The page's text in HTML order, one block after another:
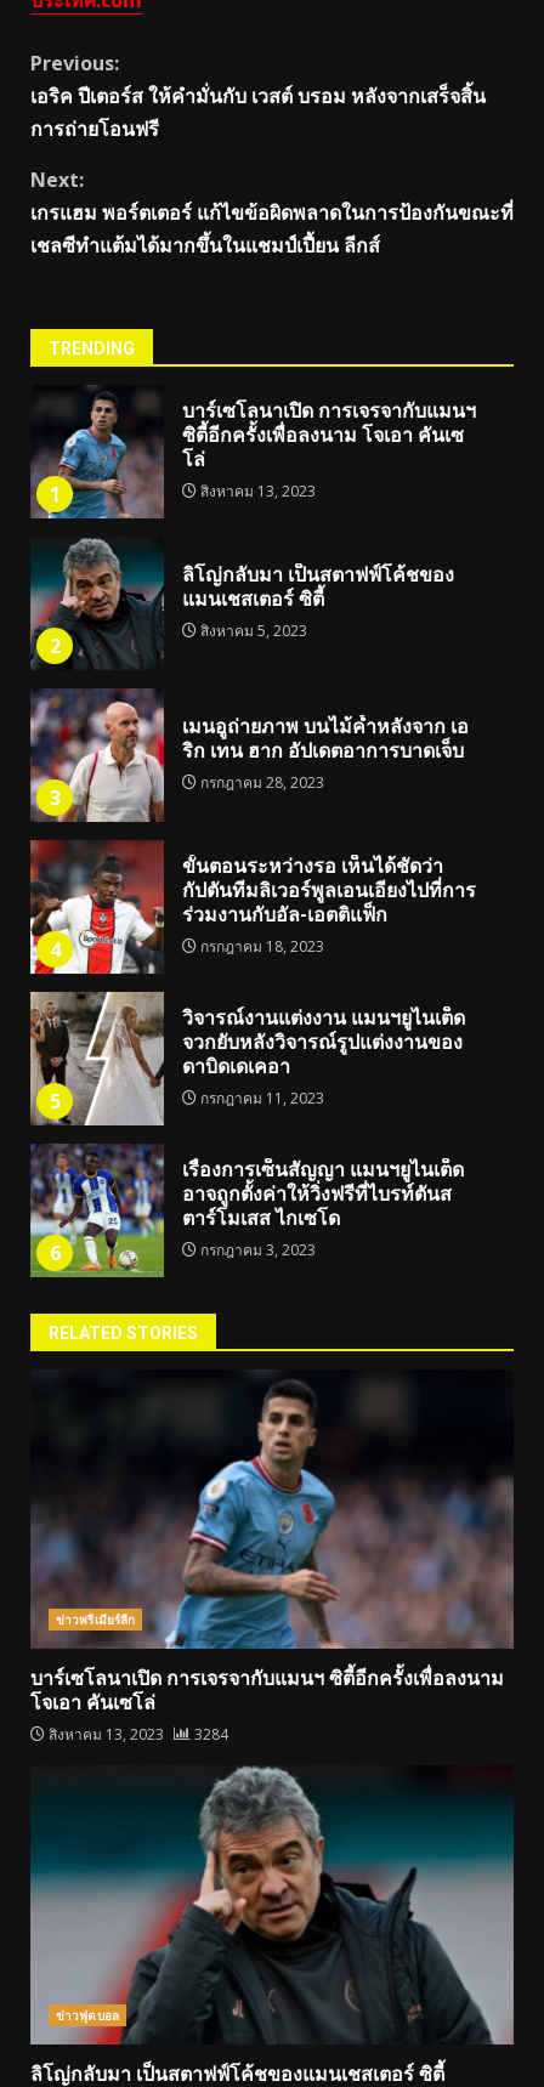
Continue
Reading
Previous:
เอริค ปีเตอร์ส ให้คำมั่นกับ เวสต์ บรอม หลังจากเสร็จสิ้น
การถ่ายโอนฟรี
Next:
เกรแฮม พอร์ตเตอร์ แก้ไขข้อผิดพลาดในการป้องกันขณะที่
เชลซีทำแต้มได้มากขึ้นในแชมป์เปี้ยน ลีกส์
TRENDING
1
บาร์เซโลนาเปิด การเจรจากับแมนฯ
ซิตี้อีกครั้งเพื่อลงนาม โจเอา คันเซ
โล่
สิงหาคม 13, 2023
2
ลิโญ่กลับมา เป็นสตาฟฟ์โค้ชของ
แมนเชสเตอร์ ซิตี้
สิงหาคม 5, 2023
3
เมนอูถ่ายภาพ บนไม้ค้ำหลังจาก เอ
ริก เทน ฮาก อัปเดตอาการบาดเจ็บ
กรกฎาคม 28, 2023
4
ขั้นตอนระหว่างรอ เห็นได้ชัดว่า
กัปตันทีมลิเวอร์พูลเอนเอียงไปที่การ
ร่วมงานกับอัล-เอตติแฟ็ก
กรกฎาคม 18, 2023
5
วิจารณ์งานแต่งงาน แมนฯยูไนเต็ด
จวกยับหลังวิจารณ์รูปแต่งงานของ
ดาบิดเดเคอา
กรกฎาคม 11, 2023
6
เรื่องการเซ็นสัญญา แมนฯยูไนเต็ด
อาจถูกตั้งค่าให้วิ่งฟรีที่ไบรท์ตันส
ตาร์โมเสส ไกเซโด
กรกฎาคม 3, 2023
RELATED STORIES
ข่าวพรีเมียร์ลีก
บาร์เซโลนาเปิด การเจรจากับแมนฯ ซิตี้อีกครั้งเพื่อลงนาม
โจเอา คันเซโล่
สิงหาคม 13, 2023 3284
ข่าวฟุตบอล
ลิโญ่กลับมา เป็นสตาฟฟ์โค้ชของแมนเชสเตอร์ ซิตี้